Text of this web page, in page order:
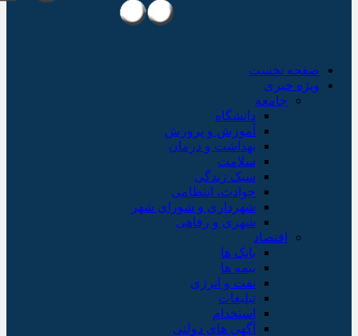
صفحه نخست
ویژه خبری
جامعه
دانشگاه
آموزش و پرورش
بهداشت و درمان
سلامت
سبک زندگی
حوادث، انتظامی
شهرداری و شورای شهر
شهری و رفاهی
اقتصاد
بانک ها
بیمه ها
نفت و انرژی
تبلیغات
استخدام
آگهی های دولتی